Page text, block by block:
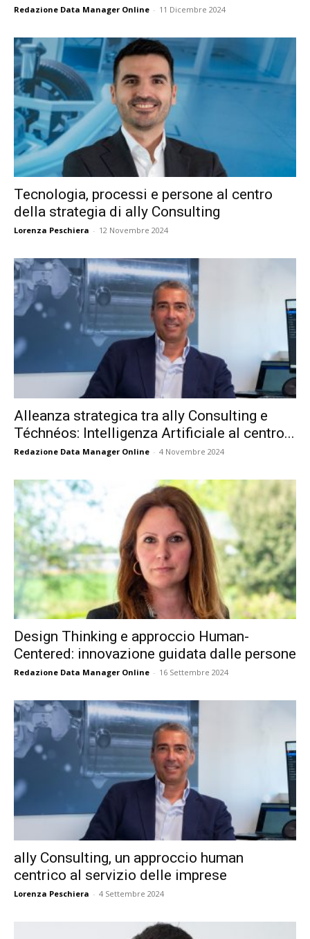
Redazione Data Manager Online - 11 Dicembre 2024
Tecnologia, processi e persone al centro
della strategia di ally Consulting
Lorenza Peschiera - 12 Novembre 2024
Alleanza strategica tra ally Consulting e
Téchnéos: Intelligenza Artificiale al centro...
Redazione Data Manager Online - 4 Novembre 2024
Design Thinking e approccio Human-
Centered: innovazione guidata dalle persone
Redazione Data Manager Online - 16 Settembre 2024
ally Consulting, un approccio human
centrico al servizio delle imprese
Lorenza Peschiera - 4 Settembre 2024